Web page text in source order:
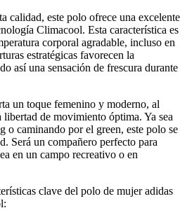
calidad, este polo ofrece una excelente
Climacool. Esta característica es
corporal agradable, incluso en
estratégicas favorecen la
así una sensación de frescura durante
un toque femenino y moderno, al
de movimiento óptima. Ya sea
o caminando por el green, este polo se
Será un compañero perfecto para
en un campo recreativo o en
clave del polo de mujer adidas